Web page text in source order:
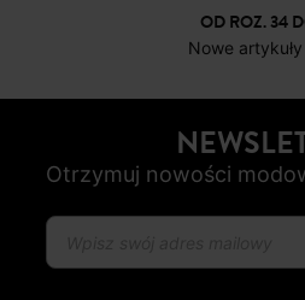
OD ROZ. 34
Nowe
Otrzymuj nowości